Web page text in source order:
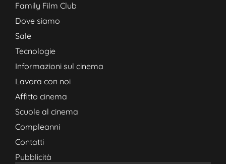
Family Film Club
Dove siamo
Sale
Tecnologie
Informazioni sul cinema
Lavora con noi
Affitto cinema
Scuole al cinema
Compleanni
Contatti
Pubblicità